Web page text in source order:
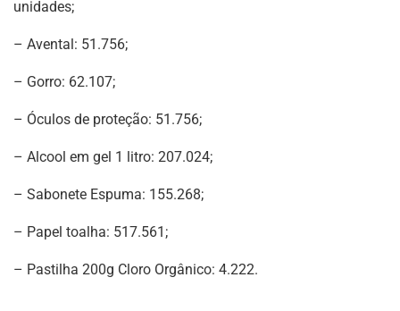
unidades;
– Avental: 51.756;
– Gorro: 62.107;
– Óculos de proteção: 51.756;
– Alcool em gel 1 litro: 207.024;
– Sabonete Espuma: 155.268;
– Papel toalha: 517.561;
– Pastilha 200g Cloro Orgânico: 4.222.